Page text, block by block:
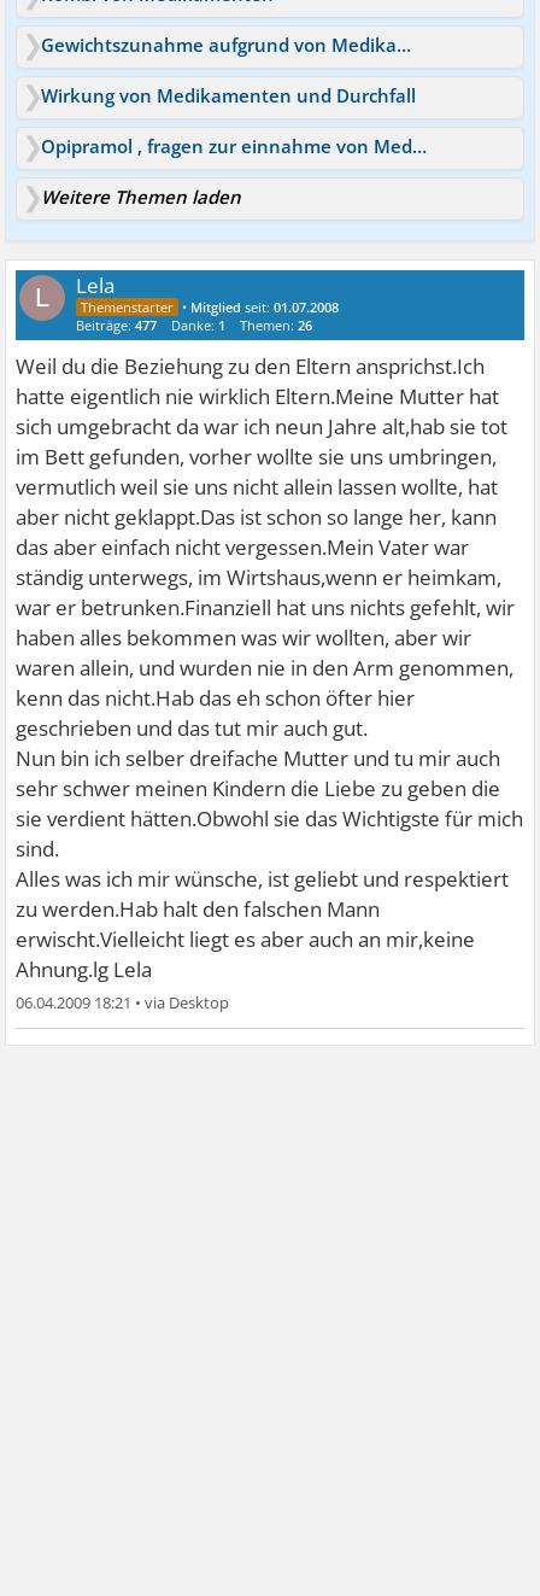
Gewichtszunahme aufgrund von Medikamenten
Wirkung von Medikamenten und Durchfall
Opipramol , fragen zur einnahme von Medikamenten generell
Weitere Themen laden
L Lela
• Mitglied seit:01.07.2008
Beiträge:477 Danke: 1 Themen:26
Weil du die Beziehung zu den Eltern ansprichst.Ich
hatte eigentlich nie wirklich Eltern.Meine Mutter hat
sich umgebracht da war ich neun Jahre alt,hab sie tot
im Bett gefunden, vorher wollte sie uns umbringen,
vermutlich weil sie uns nicht allein lassen wollte, hat
aber nicht geklappt.Das ist schon so lange her, kann
das aber einfach nicht vergessen.Mein Vater war
ständig unterwegs, im Wirtshaus,wenn er heimkam,
war er betrunken.Finanziell hat uns nichts gefehlt, wir
haben alles bekommen was wir wollten, aber wir
waren allein, und wurden nie in den Arm genommen,
kenn das nicht.Hab das eh schon öfter hier
geschrieben und das tut mir auch gut.
Nun bin ich selber dreifache Mutter und tu mir auch
sehr schwer meinen Kindern die Liebe zu geben die
sie verdient hätten.Obwohl sie das Wichtigste für mich
sind.
Alles was ich mir wünsche, ist geliebt und respektiert
zu werden.Hab halt den falschen Mann
erwischt.Vielleicht liegt es aber auch an mir,keine
Ahnung.lg Lela
06.04.2009 18:21 •